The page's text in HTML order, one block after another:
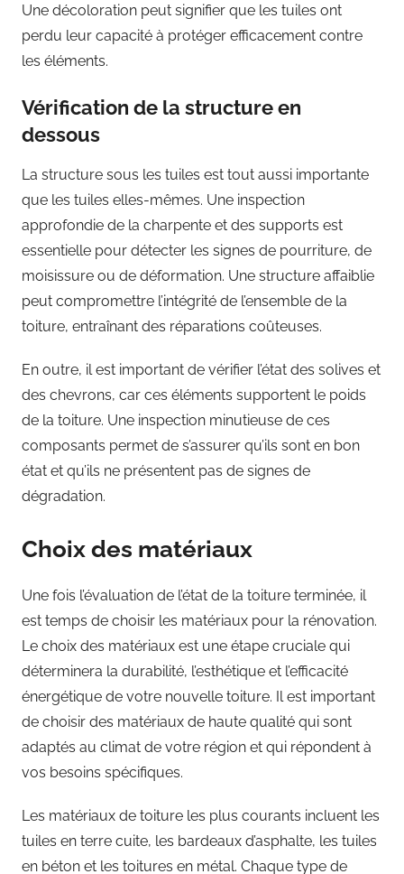
Une décoloration peut signifier que les tuiles ont
perdu leur capacité à protéger efficacement contre
les éléments.
Vérification de la structure en
dessous
La structure sous les tuiles est tout aussi importante
que les tuiles elles-mêmes. Une inspection
approfondie de la charpente et des supports est
essentielle pour détecter les signes de pourriture, de
moisissure ou de déformation. Une structure affaiblie
peut compromettre l’intégrité de l’ensemble de la
toiture, entraînant des réparations coûteuses.
En outre, il est important de vérifier l’état des solives et
des chevrons, car ces éléments supportent le poids
de la toiture. Une inspection minutieuse de ces
composants permet de s’assurer qu’ils sont en bon
état et qu’ils ne présentent pas de signes de
dégradation.
Choix des matériaux
Une fois l’évaluation de l’état de la toiture terminée, il
est temps de choisir les matériaux pour la rénovation.
Le choix des matériaux est une étape cruciale qui
déterminera la durabilité, l’esthétique et l’efficacité
énergétique de votre nouvelle toiture. Il est important
de choisir des matériaux de haute qualité qui sont
adaptés au climat de votre région et qui répondent à
vos besoins spécifiques.
Les matériaux de toiture les plus courants incluent les
tuiles en terre cuite, les bardeaux d’asphalte, les tuiles
en béton et les toitures en métal. Chaque type de